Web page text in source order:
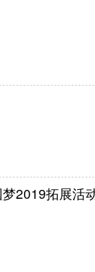
2019拓展活